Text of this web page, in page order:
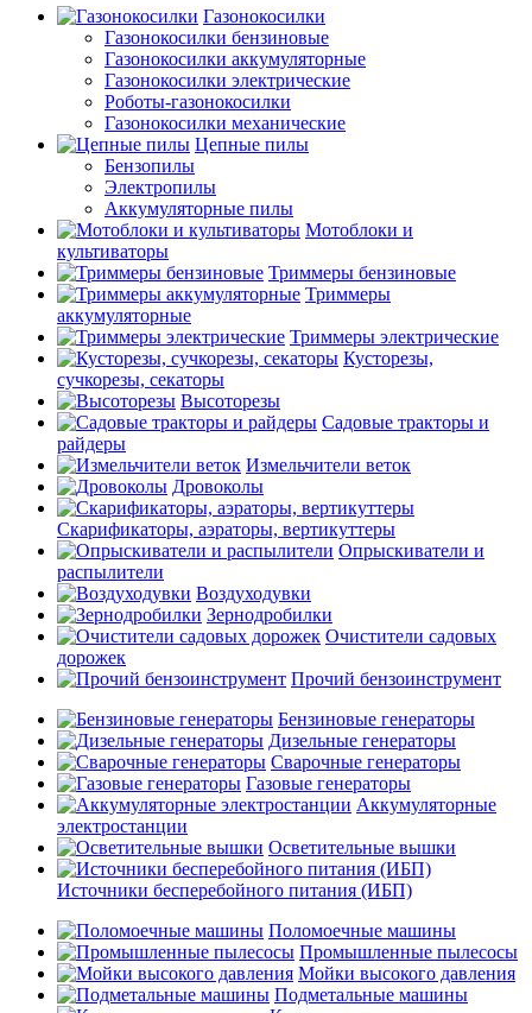
Газонокосилки
Газонокосилки бензиновые
Газонокосилки аккумуляторные
Газонокосилки электрические
Роботы-газонокосилки
Газонокосилки механические
Цепные пилы
Бензопилы
Электропилы
Аккумуляторные пилы
Мотоблоки и
культиваторы
Триммеры бензиновые
Триммеры
аккумуляторные
Триммеры электрические
Кусторезы,
сучкорезы, секаторы
Высоторезы
Садовые тракторы и
райдеры
Измельчители веток
Дровоколы
Скарификаторы, аэраторы, вертикуттеры
Опрыскиватели и
распылители
Воздуходувки
Зернодробилки
Очистители садовых
дорожек
Прочий бензоинструмент
Бензиновые генераторы
Дизельные генераторы
Сварочные генераторы
Газовые генераторы
Аккумуляторные
электростанции
Осветительные вышки
Источники бесперебойного питания (ИБП)
Поломоечные машины
Промышленные пылесосы
Мойки высокого давления
Подметальные машины